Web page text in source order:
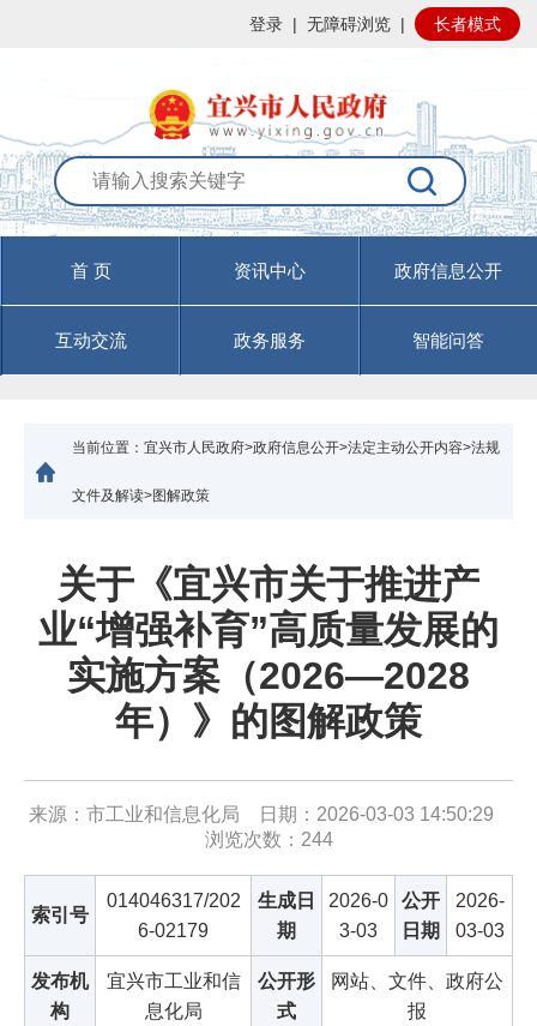
登录 | 无障碍浏览 | 长者模式
首 页 资讯中心 政府信息公开
互动交流 政务服务 智能问答
当前位置： 宜兴市人民政府>政府信息公开>法定主动公开内容>法规
文件及解读>图解政策
关于《宜兴市关于推进产
业“增强补育”高质量发展的
实施方案（2026—2028
年）》的图解政策
来源：市工业和信息化局 日期：2026-03-03 14:50:29
浏览次数： 244
索引号
014046317/202
6-02179
生成日
期
2026-0
3-03
公开
日期
2026-
03-03
发布机
构
宜兴市工业和信
息化局
公开形
式
网站、文件、政府公
报